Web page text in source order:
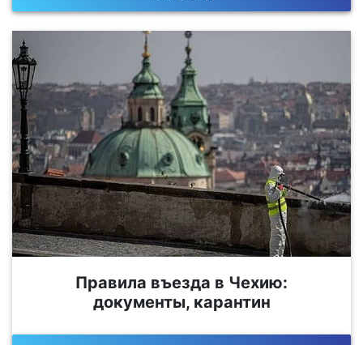
Правила въезда в Чехию:
документы, карантин